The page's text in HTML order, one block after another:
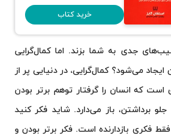
خرید کتاب
جدی به شما بزند. اما کمال‌گرایی
می‌شود؟ کمال‌گرایی، در دنیایی پر از
است که انسان را گرفتار توهم برتر بودن
برداشتن، باز می‌دارد. شاید فکر کنید
فکری بازدارنده است. فکر برتر بودن و